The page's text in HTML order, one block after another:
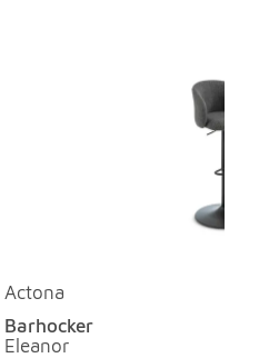
Actona
Barhocker
Eleanor